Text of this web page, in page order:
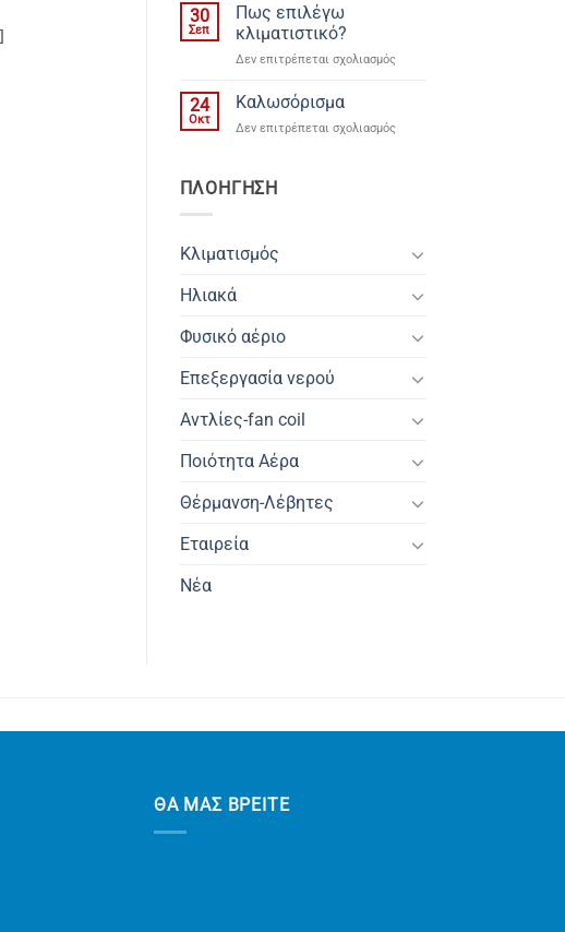
30
Σεπ
Πως επιλέγω
κλιματιστικό?
Δεν επιτρέπεται σχολιασμόςστο
24
Οκτ
Καλωσόρισμα
Δεν επιτρέπεται σχολιασμόςστο
ΠΛΟΗΓΗΣΗ
Κλιματισμός
Ηλιακά
Φυσικό αέριο
Επεξεργασία νερού
Αντλίες-fan coil
Ποιότητα Αέρα
Θέρμανση-Λέβητες
Εταιρεία
Νέα
ΘΑ ΜΑΣ ΒΡΕΙΤΕ